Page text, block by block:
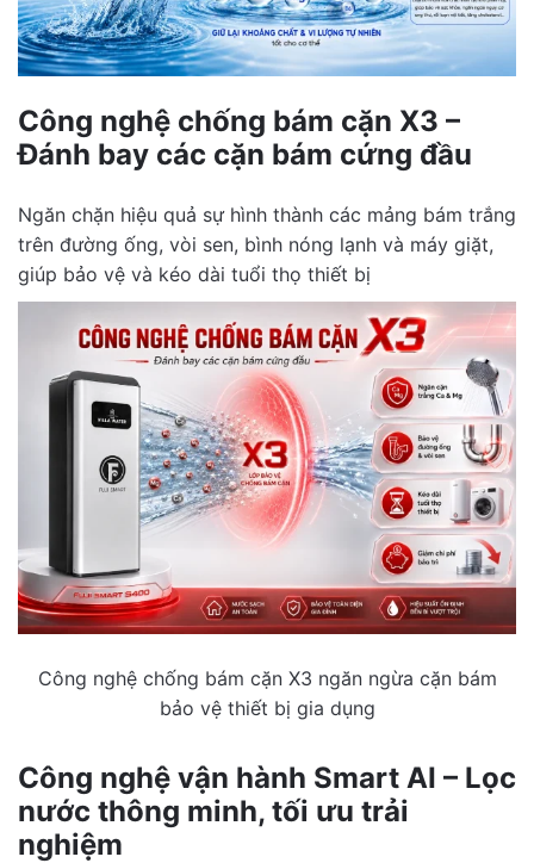
Công nghệ chống bám cặn X3 –
Đánh bay các cặn bám cứng đầu
Ngăn chặn hiệu quả sự hình thành các mảng bám trắng
trên đường ống, vòi sen, bình nóng lạnh và máy giặt,
giúp bảo vệ và kéo dài tuổi thọ thiết bị
Công nghệ chống bám cặn X3 ngăn ngừa cặn bám
bảo vệ thiết bị gia dụng
Công nghệ vận hành Smart AI – Lọc
nước thông minh, tối ưu trải
nghiệm